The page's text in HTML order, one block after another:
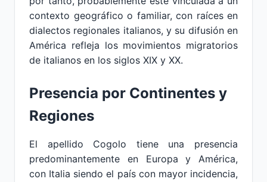
contexto geográfico o familiar, con raíces en
dialectos regionales italianos, y su difusión en
América refleja los movimientos migratorios
de italianos en los siglos XIX y XX.
Presencia por Continentes y
Regiones
El apellido Cogolo tiene una presencia
predominantemente en Europa y América,
con Italia siendo el país con mayor incidencia,